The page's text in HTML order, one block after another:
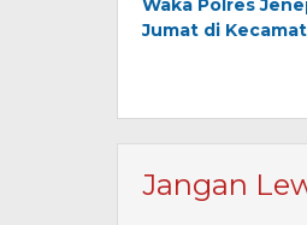
pos
Waka Polres
Jumat di
Jangan